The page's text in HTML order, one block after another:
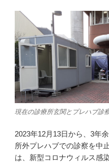
現在の診療所玄関とプレハブ診
2023年12月13日から、3年
所外プレハブでの診察を中
は、新型コロナウィルス感